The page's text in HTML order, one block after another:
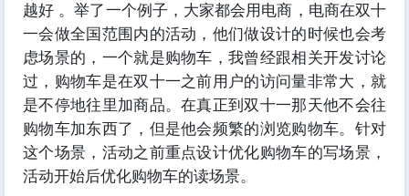
越好 。举了一个例子，大家都会用电商，电商在双十
一会做全国范围内的活动，他们做设计的时候也会考
虑场景的，一个就是购物车，我曾经跟相关开发讨论
过，购物车是在双十一之前用户的访问量非常大，就
是不停地往里加商品。在真正到双十一那天他不会往
购物车加东西了，但是他会频繁的浏览购物车。针对
这个场景，活动之前重点设计优化购物车的写场景，
活动开始后优化购物车的读场景。